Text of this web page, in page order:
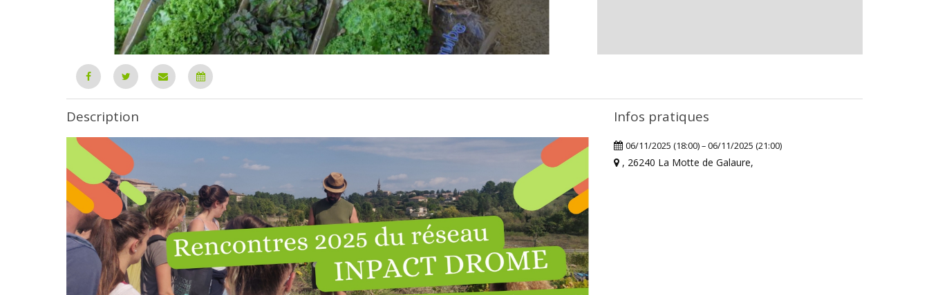
Description Infos pratiques
06/11/2025 (18:00) – 06/11/2025 (21:00)
, 26240 La Motte de Galaure,